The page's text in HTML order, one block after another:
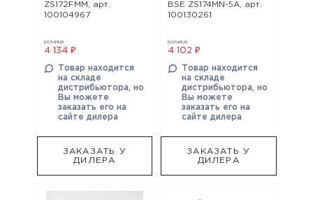
ZS172FMM, арт.
100104967
розница
4 134 ₽
Товар находится
на складе
дистрибьютора, но
Вы можете
заказать его на
сайте дилера
ЗАКАЗАТЬ У
ДИЛЕРА
BSE ZS174MN-5A, арт.
100130261
розница
4 102 ₽
Товар находится
на складе
дистрибьютора, но
Вы можете
заказать его на
сайте дилера
ЗАКАЗАТЬ У
ДИЛЕРА